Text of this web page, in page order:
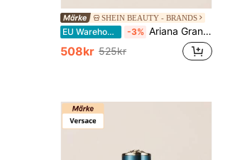
SHEIN BEAUTY - BRANDS
EU Warehouse -3% Ariana Grande Ari Eau De Parfum 50 ml – Perfume, Long-Lasting, For Women, Floral, Pink, Suitable For Daily Wear
508kr 525kr